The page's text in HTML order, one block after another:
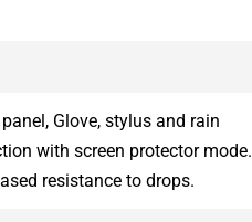
Glove, stylus and rain
with screen protector mode.
resistance to drops.